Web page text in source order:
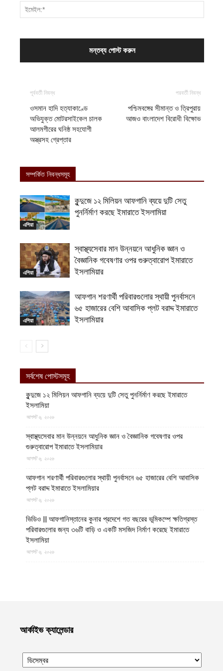
পূর্ববর্তী নিবন্ধ
ওসমান হাদি হত্যাকাণ্ডে
অভিযুক্ত মোটরসাইকেল চালক
আলমগীরের ঘনিষ্ঠ সহযোগী
অস্ত্রসহ গ্রেপ্তার
পরবর্তী নিবন্ধ
পশ্চিমবঙ্গের সীমান্ত ও ত্রিপুরায়
আজও বাংলাদেশ বিরোধী বিক্ষোভ
সম্পর্কিত নিবন্ধসমূহ
এশিয়া
কুন্দুজে ১২ মিলিয়ন আফগানি ব্যয়ে দুটি সেতু
পুনর্নির্মাণ করছে ইমারাতে ইসলামিয়া
এশিয়া
স্বাস্থ্যসেবার মান উন্নয়নে আধুনিক জ্ঞান ও
বৈজ্ঞানিক গবেষণার ওপর গুরুত্বারোপ ইমারাতে
ইসলামিয়ার
এশিয়া
আফগান শরণার্থী পরিবারগুলোর স্থায়ী পুনর্বাসনে
৬৫ হাজারের বেশি আবাসিক প্লট বরাদ্দ ইমারাতে
ইসলামিয়ার
সর্বশেষ পোস্টসমূহ
কুন্দুজে ১২ মিলিয়ন আফগানি ব্যয়ে দুটি সেতু পুনর্নির্মাণ করছে ইমারাতে
ইসলামিয়া
আগস্ট ৬, ২০২৬
স্বাস্থ্যসেবার মান উন্নয়নে আধুনিক জ্ঞান ও বৈজ্ঞানিক গবেষণার ওপর
গুরুত্বারোপ ইমারাতে ইসলামিয়ার
আগস্ট ৬, ২০২৬
আফগান শরণার্থী পরিবারগুলোর স্থায়ী পুনর্বাসনে ৬৫ হাজারের বেশি আবাসিক
প্লট বরাদ্দ ইমারাতে ইসলামিয়ার
আগস্ট ৬, ২০২৬
ভিডিও || আফগানিস্তানের কুনার প্রদেশে গত বছরের ভূমিকম্পে ক্ষতিগ্রস্ত
পরিবারগুলোর জন্য ৩৬টি বাড়ি ও একটি মসজিদ নির্মাণ করেছে ইমারাতে
ইসলামিয়া
আগস্ট ৬, ২০২৬
আশ্রয়কেন্দ্র
আগস্ট ৬, ২০২৬
হাসিনাকে দেশে ফেরাতে ২২ বিশ্ববিদ্যালয়ের ৪০৪ প্রগতিশীল শিক্ষকের গোপন
তৎপরতা
আর্কাইভ ক্যালেন্ডার